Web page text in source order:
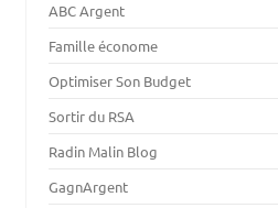
ABC Argent
Famille économe
Optimiser Son Budget
Sortir du RSA
Radin Malin Blog
GagnArgent